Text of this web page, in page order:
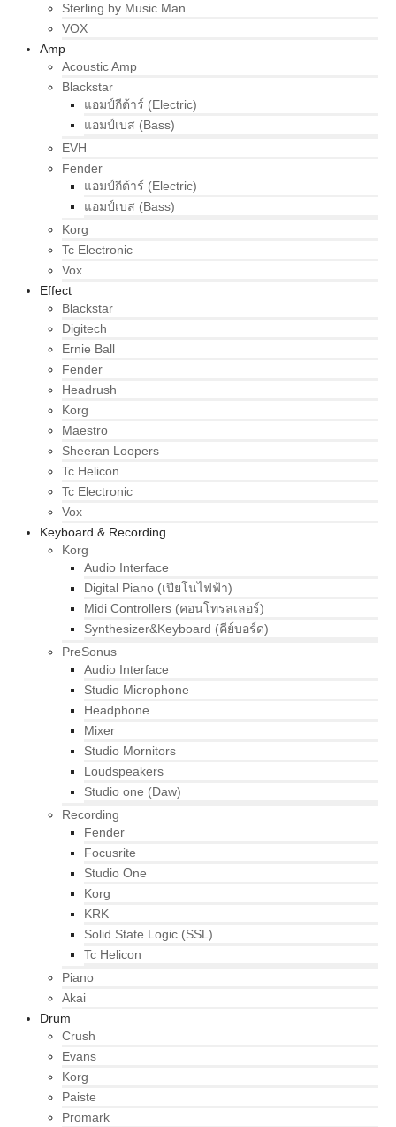
Sterling by Music Man
VOX
Amp
Acoustic Amp
Blackstar
แอมป์กีต้าร์ (Electric)
แอมป์เบส (Bass)
EVH
Fender
แอมป์กีต้าร์ (Electric)
แอมป์เบส (Bass)
Korg
Tc Electronic
Vox
Effect
Blackstar
Digitech
Ernie Ball
Fender
Headrush
Korg
Maestro
Sheeran Loopers
Tc Helicon
Tc Electronic
Vox
Keyboard & Recording
Korg
Audio Interface
Digital Piano (เปียโนไฟฟ้า)
Midi Controllers (คอนโทรลเลอร์)
Synthesizer&Keyboard (คีย์บอร์ด)
PreSonus
Audio Interface
Studio Microphone
Headphone
Mixer
Studio Mornitors
Loudspeakers
Studio one (Daw)
Recording
Fender
Focusrite
Studio One
Korg
KRK
Solid State Logic (SSL)
Tc Helicon
Piano
Akai
Drum
Crush
Evans
Korg
Paiste
Promark